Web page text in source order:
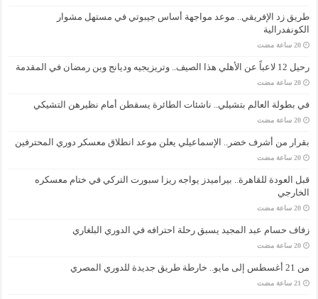
طريق زد الإفريقي.. موعد مواجهة أساس جيبوتي في مستهل مشوار
الكونفدرالية
‏20 ساعة مضت
رحيل 12 لاعباً عن الأهلي هذا الصيف.. وتريزيجيه وديانج وبن رمضان في المقدمة
‏20 ساعة مضت
في بطولة العالم بتشيلي.. ناشئات الطائرة يسقطن أمام نظيرهن التشيكي
‏20 ساعة مضت
بقرار من أشرف خضر.. الإسماعيلي يعلن موعد انطلاق معسكر دوري المحترفين
‏20 ساعة مضت
قبل العودة للقاهرة.. بيراميدز يواجه ريزا سبورت التركي في ختام معسكره
الخارجي
‏20 ساعة مضت
زفاف حسام عبد المجيد يسبق رحلة احترافه في الدوري البلغاري
‏20 ساعة مضت
من 21 أغسطس إلى مايو.. خارطة طريق جديدة للدوري المصري